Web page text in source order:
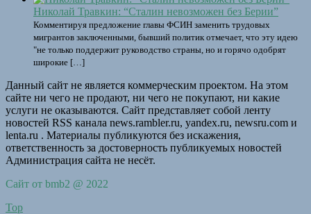
Николай Травкин: “Сталин невозможен без Берии”
Комментируя предложение главы ФСИН заменить трудовых
мигрантов заключенными, бывший политик отмечает, что эту идею
"не только поддержит руководство страны, но и горячо одобрят
широкие […]
Данный сайт не является коммерческим проектом. На этом
сайте ни чего не продают, ни чего не покупают, ни какие
услуги не оказываются. Сайт представляет собой ленту
новостей RSS канала news.rambler.ru, yandex.ru, newsru.com и
lenta.ru . Материалы публикуются без искажения,
ответственность за достоверность публикуемых новостей
Администрация сайта не несёт.
Сайт от bmb2 @ 2022
Top